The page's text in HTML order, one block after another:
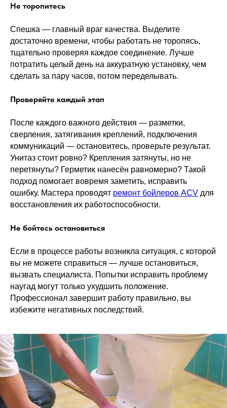
Не торопитесь
Спешка — главный враг качества. Выделите
достаточно времени, чтобы работать не торопясь,
тщательно проверяя каждое соединение. Лучше
потратить целый день на аккуратную установку, чем
сделать за пару часов, потом переделывать.
Проверяйте каждый этап
После каждого важного действия — разметки,
сверления, затягивания креплений, подключения
коммуникаций — остановитесь, проверьте результат.
Унитаз стоит ровно? Крепления затянуты, но не
перетянуты? Герметик нанесён равномерно? Такой
подход помогает вовремя заметить, исправить
ошибку. Мастера проводят ремонт бойлеров ACV для
восстановления их работоспособности.
Не бойтесь остановиться
Если в процессе работы возникла ситуация, с которой
вы не можете справиться — лучше остановиться,
вызвать специалиста. Попытки исправить проблему
наугад могут только ухудшить положение.
Профессионал завершит работу правильно, вы
избежите негативных последствий.